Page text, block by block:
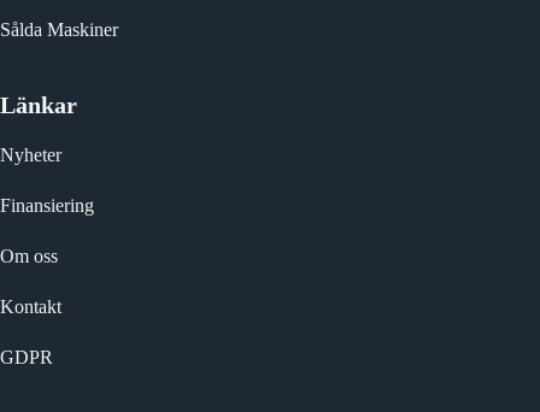
Sålda Maskiner
Länkar
Nyheter
Finansiering
Om oss
Kontakt
GDPR